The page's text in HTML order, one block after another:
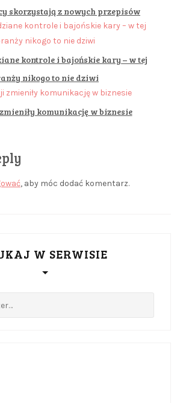
skorzystają z nowych przepisów
kontrole i bajońskie kary – w tej
nikogo to nie dziwi
komunikację w biznesie
, aby móc dodać komentarz.
W SERWISIE